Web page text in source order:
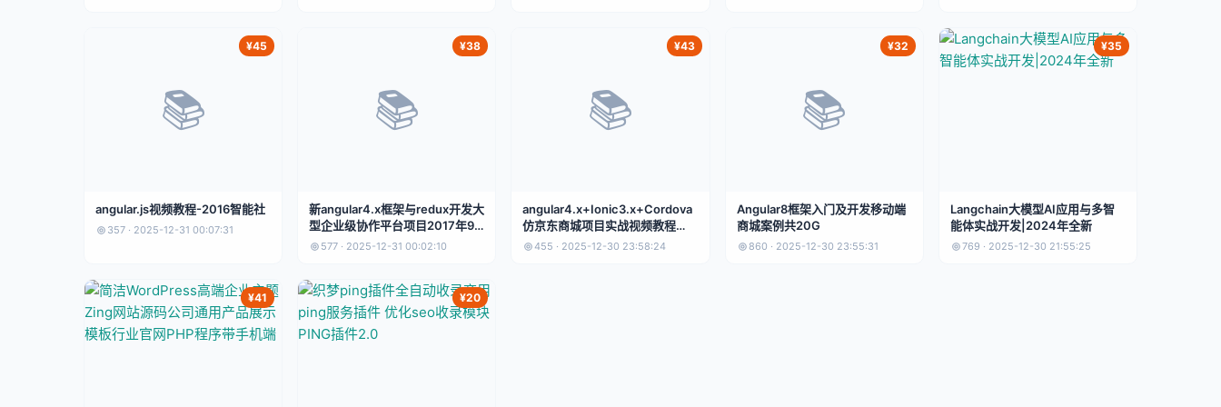
📚
¥45
angular.js视频教程-2016智能社
357 · 2025-12-31 00:07:31
📚
¥38
新angular4.x框架与redux开发大
型企业级协作平台项目2017年9
月 577 · 2025-12-31 00:02:10
📚
¥43
angular4.x+Ionic3.x+Cordova
仿京东商城项目实战视频教程
2019
455 · 2025-12-30 23:58:24
📚
¥32
Angular8框架入门及开发移动端
商城案例共20G
860 · 2025-12-30 23:55:31
¥35
Langchain大模型AI应用与多智
能体实战开发|2024年全新
769 · 2025-12-30 21:55:25
¥41 ¥20